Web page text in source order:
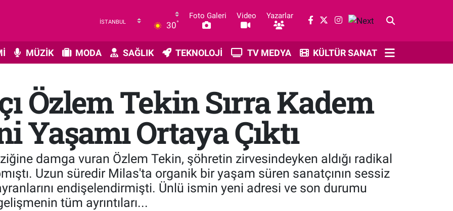
30°
Foto Galeri Video Yazarlar
MÜZİK MODA SAĞLIK TEKNOLOJİ TV MEDYA KÜLTÜR SANAT
Özlem Tekin Sırra Kadem
Yaşamı Ortaya Çıktı
damga vuran Özlem Tekin, şöhretin zirvesindeyken aldığı radikal
Uzun süredir Milas'ta organik bir yaşam süren sanatçının sessiz
endişelendirmişti. Ünlü ismin yeni adresi ve son durumu
tüm ayrıntıları...